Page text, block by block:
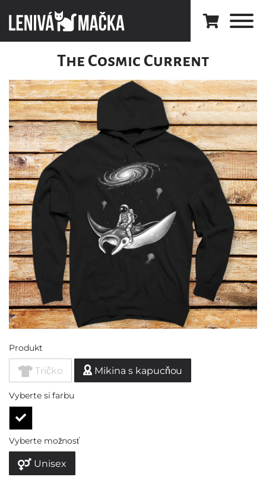
The Cosmic Current
Produkt
Tričko Mikina s kapucňou
Vyberte si farbu
Vyberte možnosť
Unisex